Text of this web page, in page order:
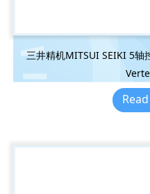
三井精机MITSUI SEIKI 5轴